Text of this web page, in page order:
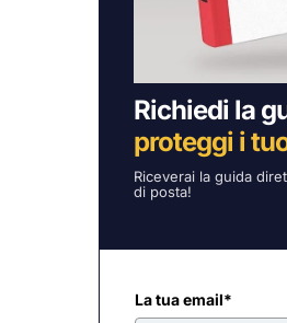
Richiedi la
proteggi i
Riceverai la guida
di posta!
La tua email*